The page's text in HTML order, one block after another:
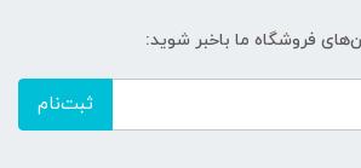
فروشگاه ما باخبر شوید:
ثبت‌نام